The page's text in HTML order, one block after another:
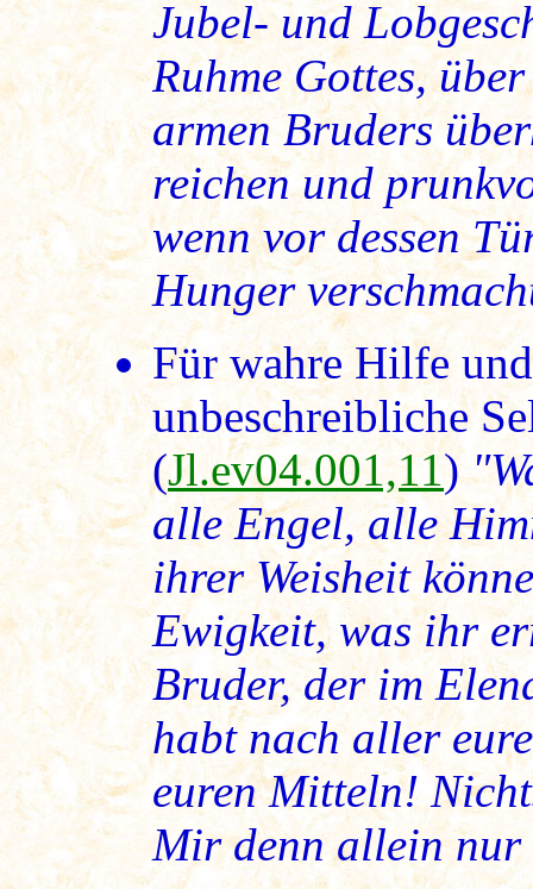
Jubel- und
Ruhme Gottes,
armen Bruders
reichen und
wenn vor dessen
Hunger
Für wahre Hilfe
unbeschreibliche
(Jl.ev04.001,11)
alle Engel, alle
ihrer Weisheit
Ewigkeit, was ihr
Bruder, der im
habt nach aller
euren Mitteln!
Mir denn allein nur